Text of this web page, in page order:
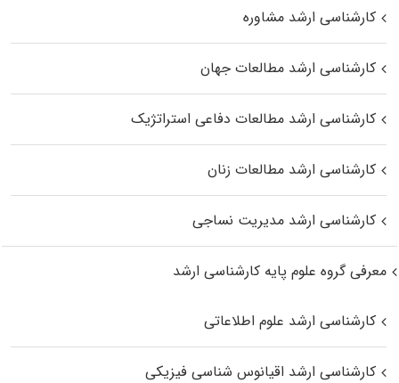
کارشناسی ارشد مشاوره
کارشناسی ارشد مطالعات جهان
کارشناسی ارشد مطالعات دفاعی استراتژیک
کارشناسی ارشد مطالعات زنان
کارشناسی ارشد مدیریت نساجی
معرفی گروه علوم پایه کارشناسی ارشد
کارشناسی ارشد علوم اطلاعاتی
کارشناسی ارشد اقیانوس‌ شناسی فیزیکی